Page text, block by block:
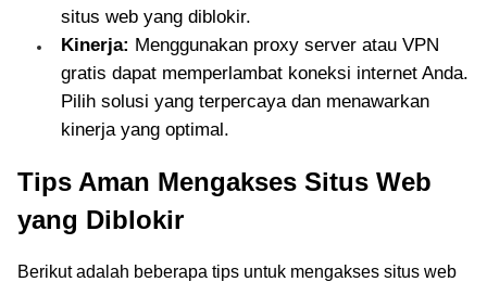
situs web yang diblokir.
Kinerja: Menggunakan proxy server atau VPN
gratis dapat memperlambat koneksi internet Anda.
Pilih solusi yang terpercaya dan menawarkan
kinerja yang optimal.
Tips Aman Mengakses Situs Web
yang Diblokir
Berikut adalah beberapa tips untuk mengakses situs web